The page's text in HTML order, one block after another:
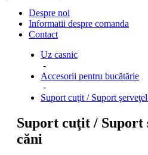
Despre noi
Informatii despre comanda
Contact
Uz casnic
-
Accesorii pentru bucătărie
-
Suport cuţit / Suport
Suport cuţit / Suport
căni